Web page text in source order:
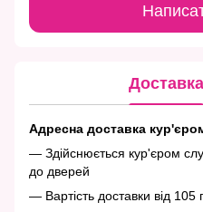
Доставка
Адресна доставка
— Здійснюється кур'єром
до дверей
— Вартість доставки від 105